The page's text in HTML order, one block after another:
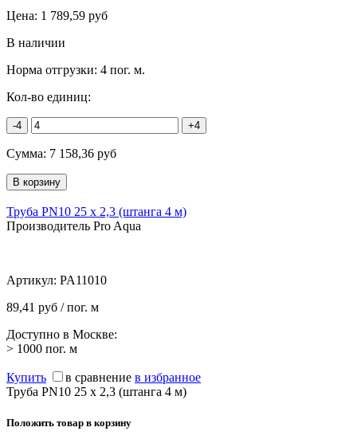
Цена: 1 789,59 руб
В наличии
Норма отгрузки: 4 пог. м.
Кол-во единиц:
-4 +4
Сумма: 7 158,36 руб
Труба PN10 25 х 2,3 (штанга 4 м)
Производитель Pro Aqua
Артикул: PA11010
89,41 руб / пог. м
Доступно в Москве:
> 1000 пог. м
Купить в сравнение в избранное
Труба PN10 25 х 2,3 (штанга 4 м)
Положить товар в корзину